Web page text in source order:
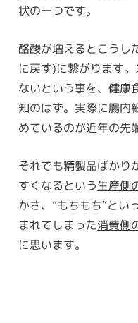
状の一つです。
酪酸が増えるとこうし
に戻す)に繋がります
ないという事を、健康
知のはず。実際に腸内
めているのが近年の先
それでも精製品ばかり
すくなるという生産側
かさ、”もちもち”とい
まれてしまった消費側
に思います。